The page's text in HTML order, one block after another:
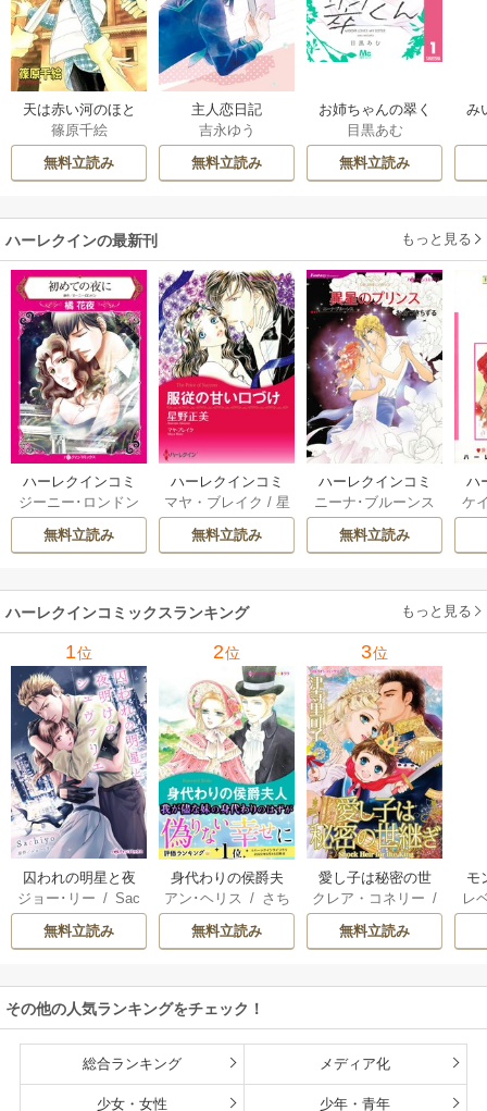
天は赤い河のほと
り
篠原千絵
無料立読み
主人恋日記
吉永ゆう
無料立読み
お姉ちゃんの翠く
ん
目黒あむ
無料立読み
み
ハーレクインの最新刊 もっと見る
ハーレクインコミ
ックス セット 202
6年 vol.1064 1巻
ジーニー･ロンドン
橘花夜 / メアリ
ー･ライアンズ
ーガン/星合操/ア
ン･ウィール/ 津寺
里可子
無料立読み
ハーレクインコミ
ックス セット 202
6年 vol.1002 1巻
マヤ・ブレイク / 星
野正美/
ヘレン･ブ
ルックス/のわきね
ウェイ/一重夕子
無料立読み
ハーレクインコミ
ックス セット 202
6年 vol.1063 1巻
ニーナ･ブルーンス
おおつきちずる
レベッカ･ヨーク
ーディ/海野みつる
サラ･ウッド/流
水凛子
無料立読み
ハ
ッ
ケ
ザ
ハーレクインコミックスランキング もっと見る
1位
囚われの明星と夜
明けのシュヴァリ
エ
ジョー･リー /Sac
hiyo
無料立読み
2位
身代わりの侯爵夫
人
アン･ヘリス / さち
みりほ
無料立読み
3位
愛し子は秘密の世
継ぎ
クレア・コネリー /
津寺里可子
無料立読み
モ
結
レ
ー
その他の人気ランキングをチェック！
総合ランキング メディア化
少女・女性 少年・青年